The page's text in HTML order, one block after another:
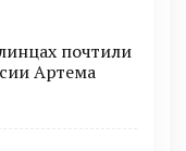
почтили
Артема